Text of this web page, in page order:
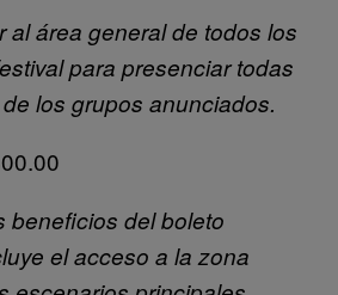
al área general de todos los
para presenciar todas
los grupos anunciados.
beneficios del boleto
el acceso a la zona